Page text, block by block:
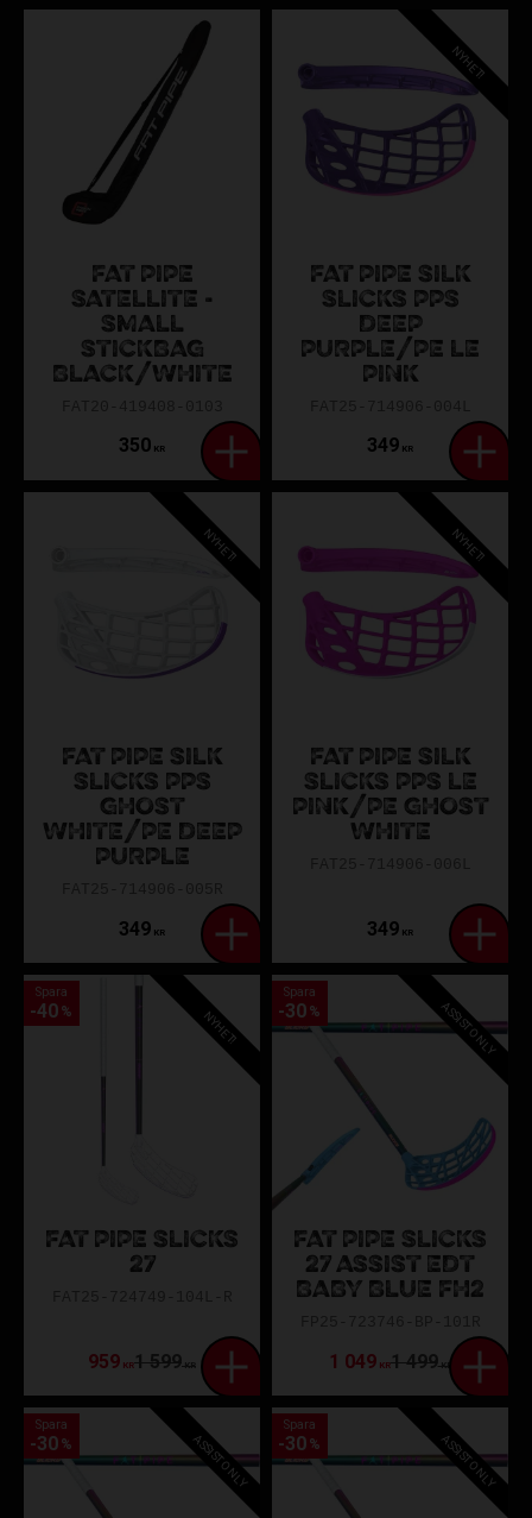
FAT PIPE
SATELLITE -
SMALL
STICKBAG
BLACK/WHITE
350 KR
FAT PIPE SILK
SLICKS PPS
DEEP
PURPLE/PE LE
PINK
349 KR
NYHET!
FAT PIPE SILK
SLICKS PPS
GHOST
WHITE/PE DEEP
PURPLE
349 KR
NYHET!
FAT PIPE SILK
SLICKS PPS LE
PINK/PE GHOST
WHITE
349 KR
NYHET!
FAT PIPE SLICKS
27
959 KR1 599KR
Spara
40 % NYHET!
FAT PIPE SLICKS
27 ASSIST EDT
BABY BLUE FH2
1 049KR1 499KR
Spara
30 % ASSIST ONLY
Spara
30 % ASSIST ONLY
Spara
30 % ASSIST ONLY